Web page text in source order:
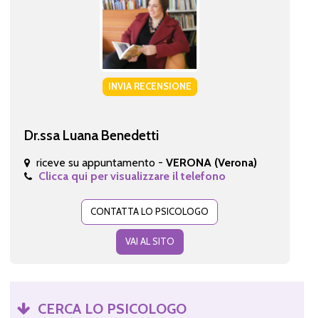
INVIA RECENSIONE
Dr.ssa Luana Benedetti
riceve su appuntamento - VERONA (Verona)
Clicca qui per visualizzare il telefono
CONTATTA LO PSICOLOGO
VAI AL SITO
CERCA LO PSICOLOGO